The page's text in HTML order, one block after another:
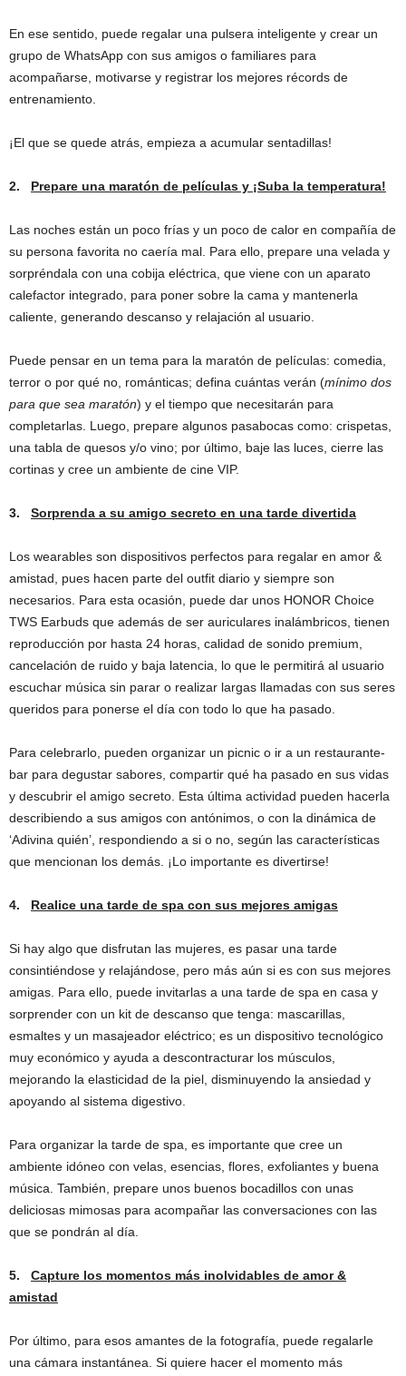
En ese sentido, puede regalar una pulsera inteligente y crear un
grupo de WhatsApp con sus amigos o familiares para
acompañarse, motivarse y registrar los mejores récords de
entrenamiento.
¡El que se quede atrás, empieza a acumular sentadillas!
2. Prepare una maratón de películas y ¡Suba la temperatura!
Las noches están un poco frías y un poco de calor en compañía de
su persona favorita no caería mal. Para ello, prepare una velada y
sorpréndala con una cobija eléctrica, que viene con un aparato
calefactor integrado, para poner sobre la cama y mantenerla
caliente, generando descanso y relajación al usuario.
Puede pensar en un tema para la maratón de películas: comedia,
terror o por qué no, románticas; defina cuántas verán (mínimo dos
para que sea maratón) y el tiempo que necesitarán para
completarlas. Luego, prepare algunos pasabocas como: crispetas,
una tabla de quesos y/o vino; por último, baje las luces, cierre las
cortinas y cree un ambiente de cine VIP.
3. Sorprenda a su amigo secreto en una tarde divertida
Los wearables son dispositivos perfectos para regalar en amor &
amistad, pues hacen parte del outfit diario y siempre son
necesarios. Para esta ocasión, puede dar unos HONOR Choice
TWS Earbuds que además de ser auriculares inalámbricos, tienen
reproducción por hasta 24 horas, calidad de sonido premium,
cancelación de ruido y baja latencia, lo que le permitirá al usuario
escuchar música sin parar o realizar largas llamadas con sus seres
queridos para ponerse el día con todo lo que ha pasado.
Para celebrarlo, pueden organizar un picnic o ir a un restaurante-
bar para degustar sabores, compartir qué ha pasado en sus vidas
y descubrir el amigo secreto. Esta última actividad pueden hacerla
describiendo a sus amigos con antónimos, o con la dinámica de
‘Adivina quién’, respondiendo a si o no, según las características
que mencionan los demás. ¡Lo importante es divertirse!
4. Realice una tarde de spa con sus mejores amigas
Si hay algo que disfrutan las mujeres, es pasar una tarde
consintiéndose y relajándose, pero más aún si es con sus mejores
amigas. Para ello, puede invitarlas a una tarde de spa en casa y
sorprender con un kit de descanso que tenga: mascarillas,
esmaltes y un masajeador eléctrico; es un dispositivo tecnológico
muy económico y ayuda a descontracturar los músculos,
mejorando la elasticidad de la piel, disminuyendo la ansiedad y
apoyando al sistema digestivo.
Para organizar la tarde de spa, es importante que cree un
ambiente idóneo con velas, esencias, flores, exfoliantes y buena
música. También, prepare unos buenos bocadillos con unas
deliciosas mimosas para acompañar las conversaciones con las
que se pondrán al día.
5. Capture los momentos más inolvidables de amor &
amistad
Por último, para esos amantes de la fotografía, puede regalarle
una cámara instantánea. Si quiere hacer el momento más